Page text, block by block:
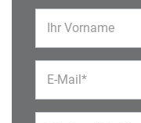
Ihr Vorname
E-Mail*